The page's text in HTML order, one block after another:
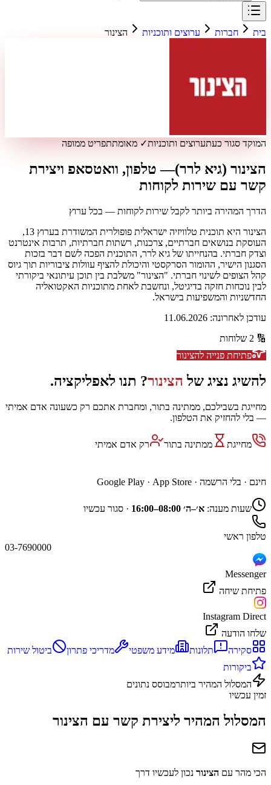
בית חברות ערוצים ותוכניות הצינור
המוקד סגור כעתערוצים ותוכניות✓ מאומתתפריט ממופה
הצינור (גיא לרר)— טלפון, וואטסאפ ויצירת
קשר עם שירות לקוחות
הדרך המהירה ביותר לקבל שירות לקוחות — בכל ערוץ
הצינור היא תוכנית טלוויזיה ישראלית פופולרית המשודרת בערוץ 13,
העוסקת בנושאים חברתיים, צרכנות, רשתות חברתיות, תרבות אינטרנט
וצדק חברתי. בהנחייתו של גיא לרר, התוכנית הפכה לשם דבר בזכות
הסגנון הישיר, ההומור הסרקסטי והיכולת להציף עוולות ציבוריות תוך גיוס
קהל הצופים לשינוי חברתי. "הצינור" משלבת בין תוכן עיתונאי ביקורתי
לבין נוכחות חזקה בדיגיטל, ונחשבת לאחת מתוכניות האקטואליה
החדשניות והמשפיעות בישראל.
עודכן לאחרונה: 11.06.2026
🔢
2 שלוחות
פתיחת פנייה להצינור
להשיג נציג של הצינור? תנו לאפליקציה.
מחייגת בשבילכם, ממתינה בתור, ומחברת אתכם רק כשעונה אדם אמיתי
— בלי להחזיק את הטלפון.
מחייגת ממתינה בתור
רק אדם אמיתי
חינם · בלי הרשמה · App Store
·
Google Play
שעות מענה: א׳–ה׳ 08:00–16:00 · סגור עכשיו
טלפון ראשי
03-7690000
Messenger
פתיחת שיחה
Instagram Direct
שלחו הודעה
סקירה
תלונות מידע משפטי מדריכי פתרון
ביטול שירות
ביקורות
המסלול המהיר ביותרמבוסס נתונים
זמין עכשיו
המסלול המהיר ליצירת קשר עם הצינור
הכי מהר עם הצינור נכון לעכשיו דרך